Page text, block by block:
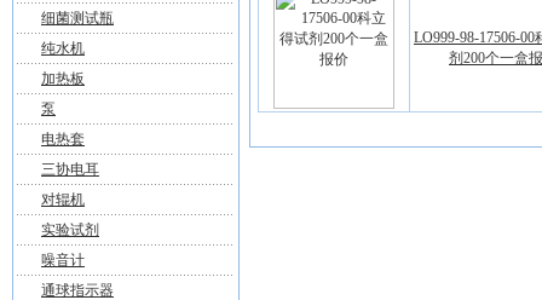
细菌测试瓶
纯水机
加热板
泵
电热套
三协电耳
对辊机
实验试剂
噪音计
通球指示器
LO999-98-17506-00
剂200个一盒